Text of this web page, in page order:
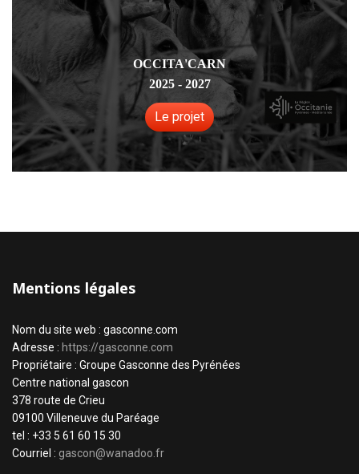
OCCITA'CARN
2025 - 2027
Le projet
Mentions légales
Nom du site web : gasconne.com
Adresse : https://gasconne.com
Propriétaire : Groupe Gasconne des Pyrénées
Centre national gascon
378 route de Crieu
09100 Villeneuve du Paréage
tel : +33 5 61 60 15 30
Courriel : gascon@wanadoo.fr